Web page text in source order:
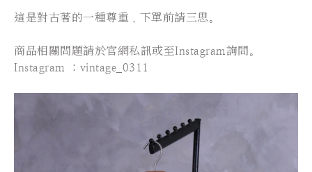
這是對古著的一種尊重，下單前請三思。
商品相關問題請於官網私訊或至Instagram詢問。
Instagram ：vintage_0311